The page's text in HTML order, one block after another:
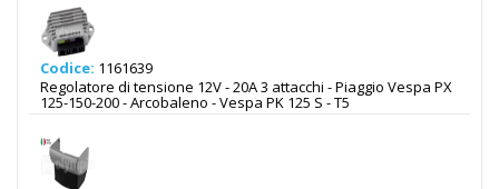
Codice: 1161639
Regolatore di tensione 12V - 20A 3 attacchi - Piaggio Vespa PX
125-150-200 - Arcobaleno - Vespa PK 125 S - T5